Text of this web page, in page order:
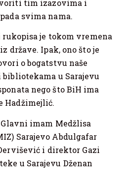
tim izazovima i
svima nama.
je tokom vremena
države. Ipak, ono što je
o bogatstvu naše
u Sarajevu
nego što BiH ima
Hadžimejlić.
imam Medžlisa
Sarajevo Abdulgafar
i direktor Gazi
u Sarajevu Dženan